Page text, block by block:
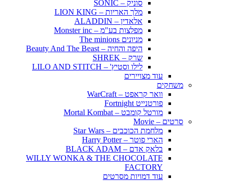
סוניק – SONIC
מלך האריות – LION KING
אלאדין – ALADDIN
מפלצות בע"מ – Monster inc
מניונים The minions
היפה והחיה – Beauty And The Beast
שרק – SHREK
לילו וסטיץ' – LILO AND STITCH
עוד מצויירים
משחקים
וואר קראפט – WarCraft
פורטנייט Fortnight
מורטל קומבט – Mortal Kombat
סרטים – Movie
מלחמת הכוכבים – Star Wars
הארי פוטר – Harry Potter
בלאק אדם – BLACK ADAM
WILLY WONKA & THE CHOCOLATE
FACTORY
עוד דמויות מסרטים